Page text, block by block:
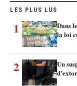
LES PLUS LUS
1
Dans
la loi
2
Un